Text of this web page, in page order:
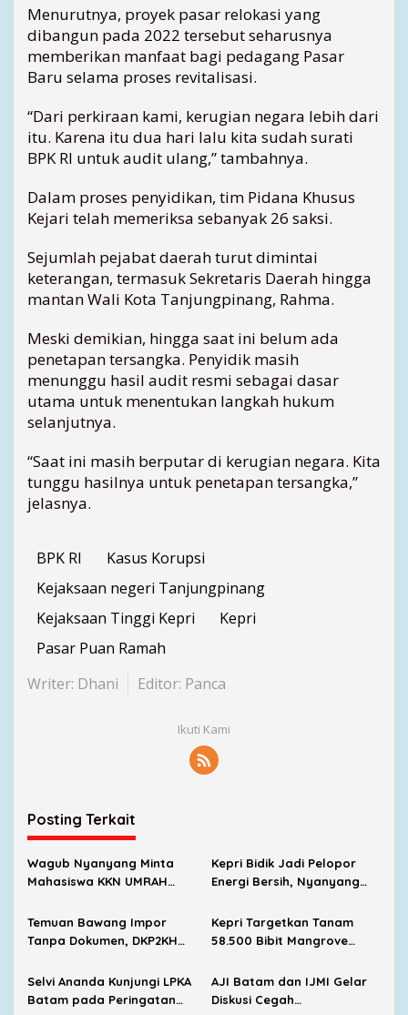
A
j
u
k
a
A
u
d
t
l
n
g
k
P
K
R
I
Menurutnya, proyek pasar relokasi yang
dibangun pada 2022 tersebut seharusnya
memberikan manfaat bagi pedagang Pasar
Baru selama proses revitalisasi.
“Dari perkiraan kami, kerugian negara lebih dari
itu. Karena itu dua hari lalu kita sudah surati
BPK RI untuk audit ulang,” tambahnya.
Dalam proses penyidikan, tim Pidana Khusus
Kejari telah memeriksa sebanyak 26 saksi.
Sejumlah pejabat daerah turut dimintai
keterangan, termasuk Sekretaris Daerah hingga
mantan Wali Kota Tanjungpinang, Rahma.
Meski demikian, hingga saat ini belum ada
penetapan tersangka. Penyidik masih
menunggu hasil audit resmi sebagai dasar
utama untuk menentukan langkah hukum
selanjutnya.
“Saat ini masih berputar di kerugian negara. Kita
tunggu hasilnya untuk penetapan tersangka,”
jelasnya.
BPK RI
Kasus Korupsi
Kejaksaan negeri Tanjungpinang
Kejaksaan Tinggi Kepri
Kepri
Pasar Puan Ramah
Writer: Dhani
Editor: Panca
Ikuti Kami
Posting Terkait
Wagub Nyanyang Minta
Mahasiswa KKN UMRAH
dan Harumkan Nama Kepri
Kepri Bidik Jadi Pelopor
Energi Bersih, Nyanyang
Kolaborasi
Temuan Bawang Impor
Tanpa Dokumen, DKP2KH
Peredaran di Pasar
Kepri Targetkan Tanam
58.500 Bibit Mangrove
Selvi Ananda Kunjungi LPKA
Batam pada Peringatan
AJI Batam dan IJMI Gelar
Diskusi Cegah